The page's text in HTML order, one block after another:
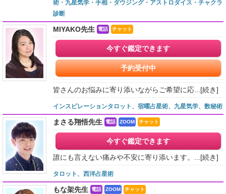
術・九星気学・手相・ダウジング・アストロダイス・チャクラ
診断
MIYAKO先生 電話 チャット
今すぐ鑑定できます
予約受付中
皆さんのお悩みに寄り添いながらご希望に応... [続き]
インスピレーションタロット、宿曜占星術、九星気学、数秘術
まさる翔悟先生 電話 ZOOM チャット
今すぐ鑑定できます
誰にも言えない痛みや不安に寄り添います。... [続き]
タロット、西洋占星術
もな架先生 電話 ZOOM チャット